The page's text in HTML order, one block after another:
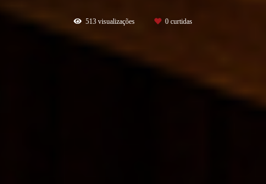
513 visualizações 0 curtidas